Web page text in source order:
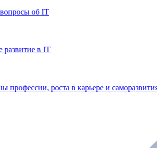
об IT
развитие в IT
профессии, роста в карьере и